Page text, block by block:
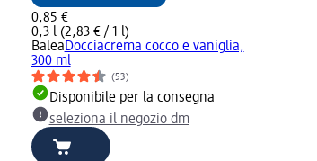
0,85 €
0,3 l (2,83 € / 1 l)
BaleaDocciacrema cocco e vaniglia,
300 ml
(53)
Disponibile per la consegna
seleziona il negozio dm